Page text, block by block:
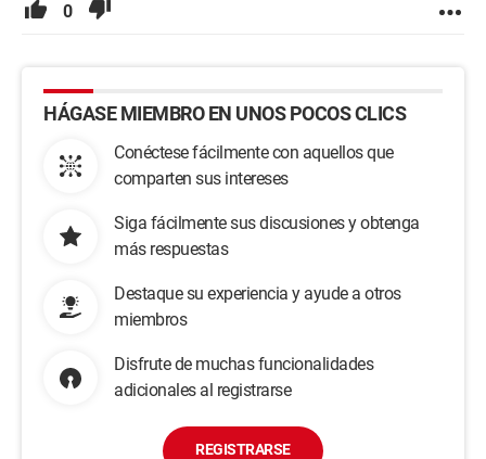
0
HÁGASE MIEMBRO EN UNOS POCOS CLICS
Conéctese fácilmente con aquellos que
comparten sus intereses
Siga fácilmente sus discusiones y obtenga
más respuestas
Destaque su experiencia y ayude a otros
miembros
Disfrute de muchas funcionalidades
adicionales al registrarse
REGISTRARSE